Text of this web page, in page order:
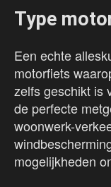
Type
Een echte
motorfiets
zelfs geschikt is
de perfecte
woonwerk-
mogelijkheden